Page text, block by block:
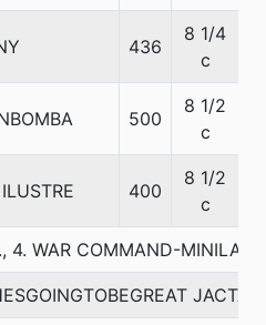
436
8 1/4
c
500
8 1/2
c
400
8 1/2
c
4. WAR COMMAND-MINILAS-